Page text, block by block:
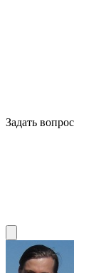
Задать вопрос